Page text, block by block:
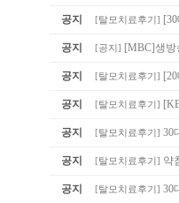
공지 [탈모치료후기 ]
공지 [공지 ] [MBC]생방
공지 [탈모치료후기 ]
공지 [탈모치료후기 ]
공지 [탈모치료후기 ] 30
공지 [탈모치료후기 ] 약
공지 [탈모치료후기 ] 30